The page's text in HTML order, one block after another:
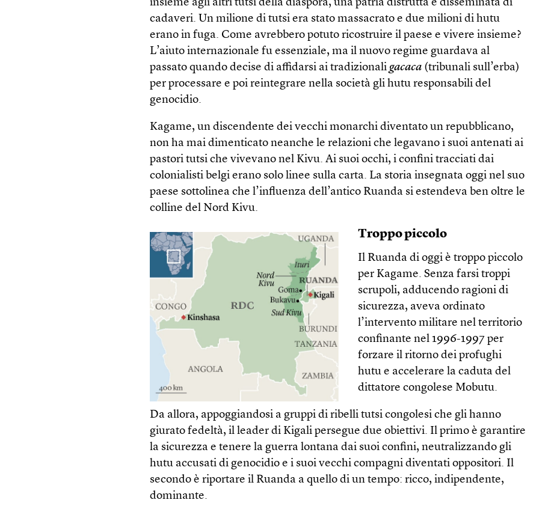
insieme agli altri tutsi della diaspora, una patria distrutta e disseminata di
cadaveri. Un milione di tutsi era stato massacrato e due milioni di hutu
erano in fuga. Come avrebbero potuto ricostruire il paese e vivere insieme?
L’aiuto internazionale fu essenziale, ma il nuovo regime guardava al
passato quando decise di affidarsi ai tradizionaligacaca (tribunali sull’erba)
per processare e poi reintegrare nella società gli hutu responsabili del
genocidio.
Kagame, un discendente dei vecchi monarchi diventato un repubblicano,
non ha mai dimenticato neanche le relazioni che legavano i suoi antenati ai
pastori tutsi che vivevano nel Kivu. Ai suoi occhi, i confini tracciati dai
colonialisti belgi erano solo linee sulla carta. La storia insegnata oggi nel suo
paese sottolinea che l’influenza dell’antico Ruanda si estendeva ben oltre le
colline del Nord Kivu.
Troppo piccolo
Il Ruanda di oggi è troppo piccolo
per Kagame. Senza farsi troppi
scrupoli, adducendo ragioni di
sicurezza, aveva ordinato
l’intervento militare nel territorio
confinante nel 1996-1997 per
forzare il ritorno dei profughi
hutu e accelerare la caduta del
dittatore congolese Mobutu.
Da allora, appoggiandosi a gruppi di ribelli tutsi congolesi che gli hanno
giurato fedeltà, il leader di Kigali persegue due obiettivi. Il primo è garantire
la sicurezza e tenere la guerra lontana dai suoi confini, neutralizzando gli
hutu accusati di genocidio e i suoi vecchi compagni diventati oppositori. Il
secondo è riportare il Ruanda a quello di un tempo: ricco, indipendente,
dominante.